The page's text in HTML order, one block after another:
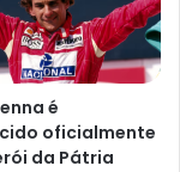
é
oficialmente
da Pátria